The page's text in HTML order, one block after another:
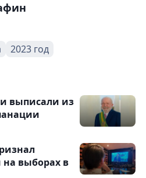
2023 год
выписали из
выборах в